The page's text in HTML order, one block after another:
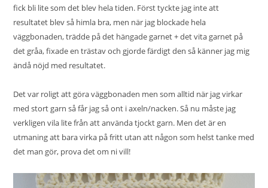
fick bli lite som det blev hela tiden. Först tyckte jag inte att
resultatet blev så himla bra, men när jag blockade hela
väggbonaden, trädde på det hängade garnet + det vita garnet på
det gråa, fixade en trästav och gjorde färdigt den så känner jag mig
ändå nöjd med resultatet.
Det var roligt att göra väggbonaden men som alltid när jag virkar
med stort garn så får jag så ont i axeln/nacken. Så nu måste jag
verkligen vila lite från att använda tjockt garn. Men det är en
utmaning att bara virka på fritt utan att någon som helst tanke med
det man gör, prova det om ni vill!